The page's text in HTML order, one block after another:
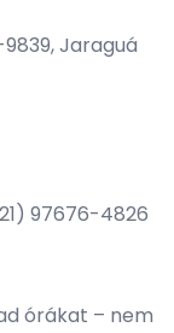
Jaraguá
97676-4826
órákat – nem